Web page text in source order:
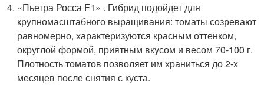
«Пьетра Росса F1» . Гибрид подойдет для
крупномасштабного выращивания: томаты созревают
равномерно, характеризуются красным оттенком,
округлой формой, приятным вкусом и весом 70-100 г.
Плотность томатов позволяет им храниться до 2-х
месяцев после снятия с куста.